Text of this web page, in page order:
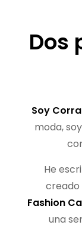
Dos
Soy
moda,
He
creado
Fashion
una